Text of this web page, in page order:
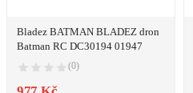
Bladez BATMAN BLADEZ dron
Batman RC DC30194 01947
(0)